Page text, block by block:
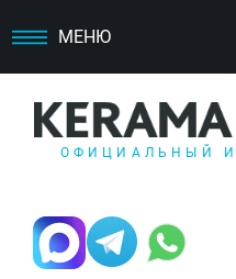
МЕНЮ
ОФИЦИАЛЬНЫЙ